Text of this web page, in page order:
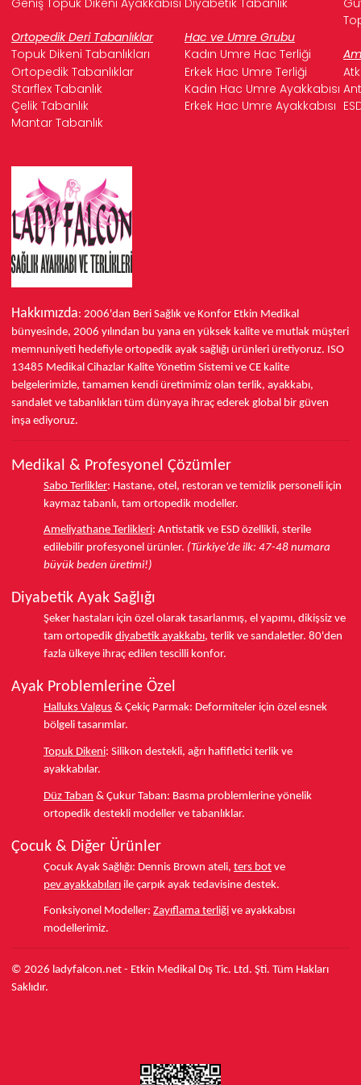
Ortopedik Deri Tabanlıklar
Hac ve Umre Grubu
Topuk Dikeni Tabanlıkları
Kadın Umre Hac Terliği
Ortopedik Tabanlıklar
Erkek Hac Umre Terliği
Starflex Tabanlık
Kadın Hac Umre Ayakkabısı
Çelik Tabanlık
Erkek Hac Umre Ayakkabısı
Mantar Tabanlık
Hakkımızda: 2006'dan Beri Sağlık ve Konfor Etkin Medikal
bünyesinde, 2006 yılından bu yana en yüksek kalite ve mutlak müşteri
memnuniyeti hedefiyle ortopedik ayak sağlığı ürünleri üretiyoruz. ISO
13485 Medikal Cihazlar Kalite Yönetim Sistemi ve CE kalite
belgelerimizle, tamamen kendi üretimimiz olan terlik, ayakkabı,
sandalet ve tabanlıkları tüm dünyaya ihraç ederek global bir güven
inşa ediyoruz.
Medikal & Profesyonel Çözümler
Sabo Terlikler: Hastane, otel, restoran ve temizlik personeli için
kaymaz tabanlı, tam ortopedik modeller.
Ameliyathane Terlikleri: Antistatik ve ESD özellikli, sterile
edilebilir profesyonel ürünler. (Türkiye'de ilk: 47-48 numara
büyük beden üretimi!)
Diyabetik Ayak Sağlığı
Şeker hastaları için özel olarak tasarlanmış, el yapımı, dikişsiz ve
tam ortopedik diyabetik ayakkabı, terlik ve sandaletler. 80'den
fazla ülkeye ihraç edilen tescilli konfor.
Ayak Problemlerine Özel
Halluks Valgus & Çekiç Parmak: Deformiteler için özel esnek
bölgeli tasarımlar.
Topuk Dikeni: Silikon destekli, ağrı hafifletici terlik ve
ayakkabılar.
Düz Taban & Çukur Taban: Basma problemlerine yönelik
ortopedik destekli modeller ve tabanlıklar.
Çocuk & Diğer Ürünler
Çocuk Ayak Sağlığı: Dennis Brown ateli, ters bot ve
pev ayakkabıları ile çarpık ayak tedavisine destek.
Fonksiyonel Modeller: Zayıflama terliği ve ayakkabısı
modellerimiz.
© 2026 ladyfalcon.net - Etkin Medikal Dış Tic. Ltd. Şti. Tüm Hakları
Saklıdır.